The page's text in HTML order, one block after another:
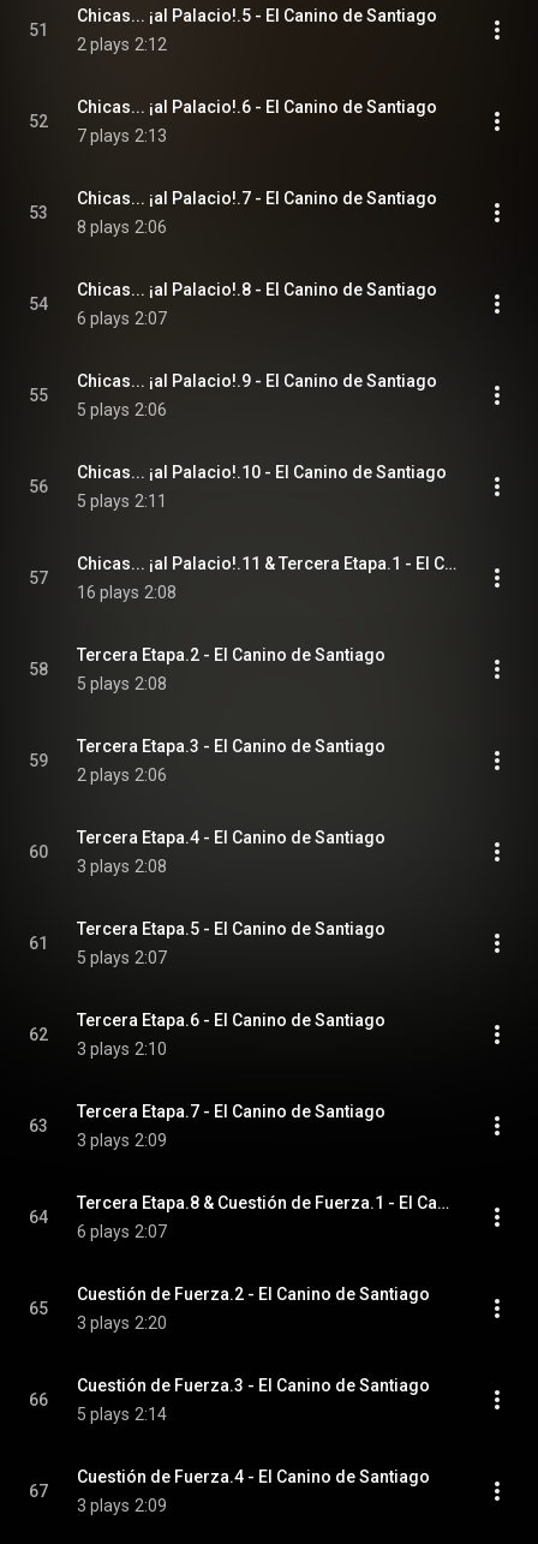
51
Chicas... ¡al Palacio!.5 - El Canino de Santiago
2 plays 2:12
52
Chicas... ¡al Palacio!.6 - El Canino de Santiago
7 plays 2:13
53
Chicas... ¡al Palacio!.7 - El Canino de Santiago
8 plays 2:06
54
Chicas... ¡al Palacio!.8 - El Canino de Santiago
6 plays 2:07
55
Chicas... ¡al Palacio!.9 - El Canino de Santiago
5 plays 2:06
56
Chicas... ¡al Palacio!.10 - El Canino de Santiago
5 plays 2:11
57
Chicas... ¡al Palacio!.11 & Tercera Etapa.1 - El Canino de Santiago
16 plays 2:08
58
Tercera Etapa.2 - El Canino de Santiago
5 plays 2:08
59
Tercera Etapa.3 - El Canino de Santiago
2 plays 2:06
60
Tercera Etapa.4 - El Canino de Santiago
3 plays 2:08
61
Tercera Etapa.5 - El Canino de Santiago
5 plays 2:07
62
Tercera Etapa.6 - El Canino de Santiago
3 plays 2:10
63
Tercera Etapa.7 - El Canino de Santiago
3 plays 2:09
64
Tercera Etapa.8 & Cuestión de Fuerza.1 - El Canino de Santiago
6 plays 2:07
65
Cuestión de Fuerza.2 - El Canino de Santiago
3 plays 2:20
66
Cuestión de Fuerza.3 - El Canino de Santiago
5 plays 2:14
67
Cuestión de Fuerza.4 - El Canino de Santiago
3 plays 2:09